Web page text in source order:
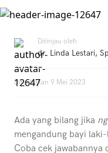
Ditinjau oleh
dr. Linda Lestari,
Diterbitkan 9 Mei 2023
Ada yang bilang jika
mengandung bayi
Coba cek jawabannya